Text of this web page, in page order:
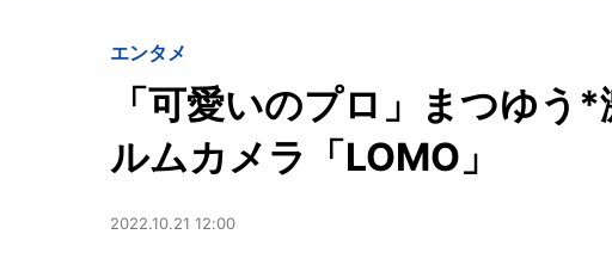
エンタメ
「可愛いのプロ」まつゆ
ルムカメラ「LOMO」
2022.10.21 12:00